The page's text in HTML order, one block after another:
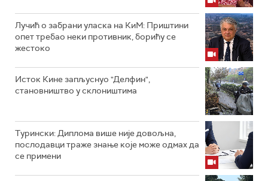
Лучић о забрани уласка на КиМ: Приштини
опет требао неки противник, борићу се
жестоко
Исток Кине запљуснуо "Делфин",
становништво у склоништима
Турински: Диплома више није довољна,
послодавци траже знање које може одмах да
се примени